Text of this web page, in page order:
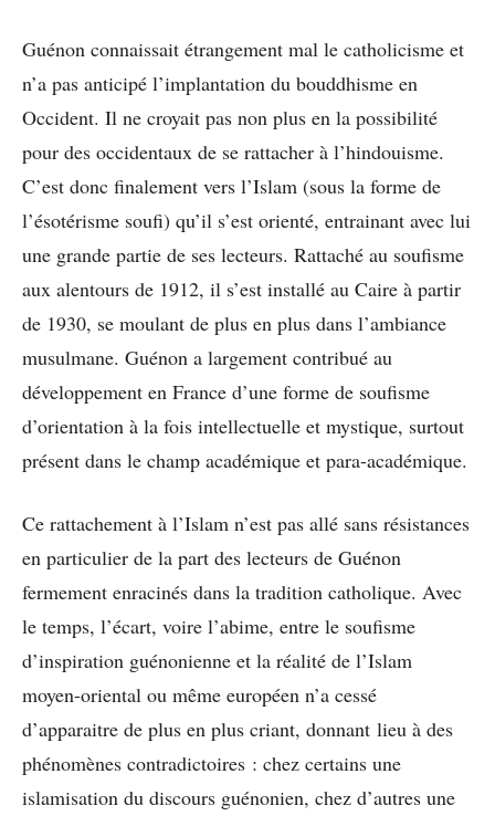
Guénon connaissait étrangement mal le catholicisme et
n’a pas anticipé l’implantation du bouddhisme en
Occident. Il ne croyait pas non plus en la possibilité
pour des occidentaux de se rattacher à l’hindouisme.
C’est donc finalement vers l’Islam (sous la forme de
l’ésotérisme soufi) qu’il s’est orienté, entrainant avec lui
une grande partie de ses lecteurs. Rattaché au soufisme
aux alentours de 1912, il s’est installé au Caire à partir
de 1930, se moulant de plus en plus dans l’ambiance
musulmane. Guénon a largement contribué au
développement en France d’une forme de soufisme
d’orientation à la fois intellectuelle et mystique, surtout
présent dans le champ académique et para-académique.
Ce rattachement à l’Islam n’est pas allé sans résistances
en particulier de la part des lecteurs de Guénon
fermement enracinés dans la tradition catholique. Avec
le temps, l’écart, voire l’abime, entre le soufisme
d’inspiration guénonienne et la réalité de l’Islam
moyen-oriental ou même européen n’a cessé
d’apparaitre de plus en plus criant, donnant lieu à des
phénomènes contradictoires : chez certains une
islamisation du discours guénonien, chez d’autres une